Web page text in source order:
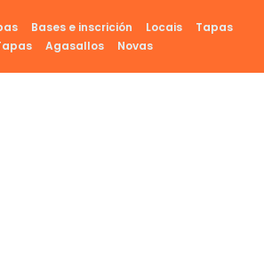
Bases e inscrición Locais
Tapas
Agasallos Novas